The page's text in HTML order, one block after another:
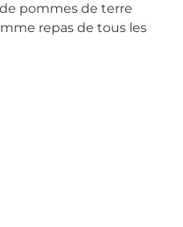
pommes de terre
repas de tous les